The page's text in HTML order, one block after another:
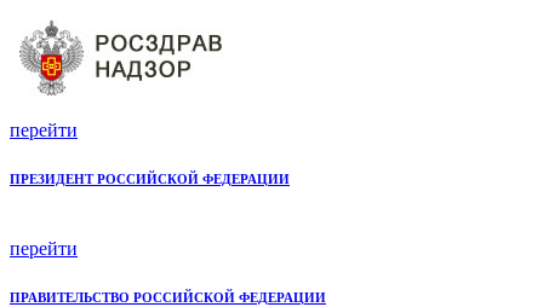
перейти
ПРЕЗИДЕНТ РОССИЙСКОЙ ФЕДЕРАЦИИ
перейти
ПРАВИТЕЛЬСТВО РОССИЙСКОЙ ФЕДЕРАЦИИ